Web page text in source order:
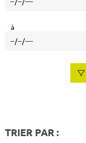
à
TRIER PAR :